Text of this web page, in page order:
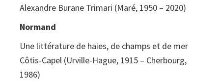
Alexandre Burane Trimari (Maré, 1950 – 2020)
Normand
Une littérature de haies, de champs et de mer
Côtis-Capel (Urville-Hague, 1915 – Cherbourg,
1986)